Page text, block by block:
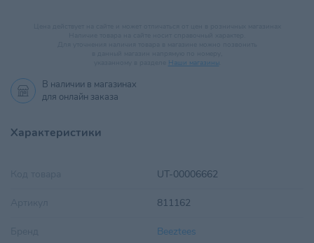
Наши магазины.
В наличии в магазинах
для онлайн заказа
Характеристики
UT-00006662
811162
Beeztees